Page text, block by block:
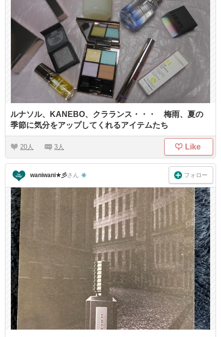
ルナソル、KANEBO、クラランス・・・ 梅雨、夏の
季節に気分をアップしてくれるアイテムたち
20 3 Like
waniwani★彡さん フォロー